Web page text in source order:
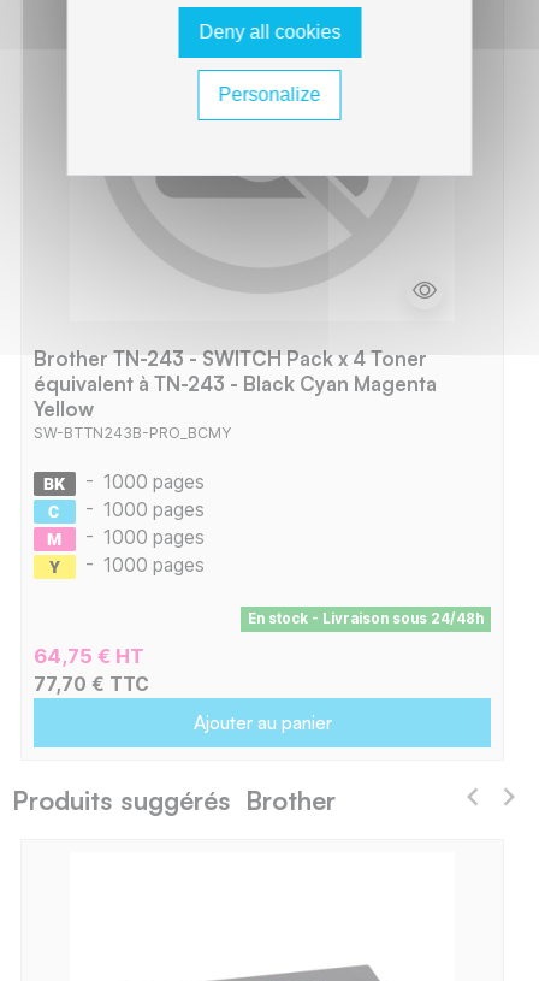
Brother TN-243 - SWITCH Pack x 4 Toner
équivalent à TN-243 - Black Cyan Magenta
Yellow
SW-BTTN243B-PRO_BCMY
- 1000 pages
- 1000 pages
- 1000 pages
- 1000 pages
En stock - Livraison sous 24/48h
64,75 € HT
77,70 € TTC
Ajouter au panier
Produits suggérés Brother
Deny all cookies
Personalize